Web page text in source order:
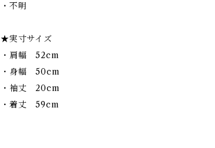
・不明
★実寸サイズ
・肩幅 52cm
・身幅 50cm
・袖丈 20cm
・着丈 59cm